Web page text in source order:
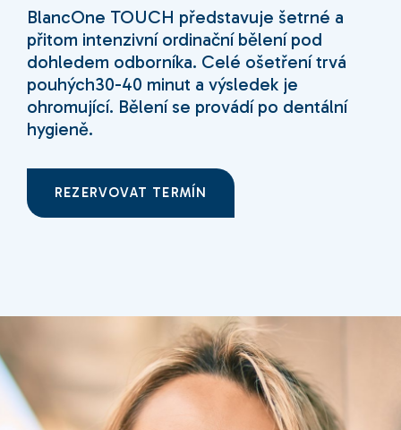
BlancOne TOUCH představuje šetrné a
přitom intenzivní ordinační bělení pod
dohledem odborníka. Celé ošetření trvá
pouhých30-40 minut a výsledek je
ohromující. Bělení se provádí po dentální
hygieně.
REZERVOVAT TERMÍN